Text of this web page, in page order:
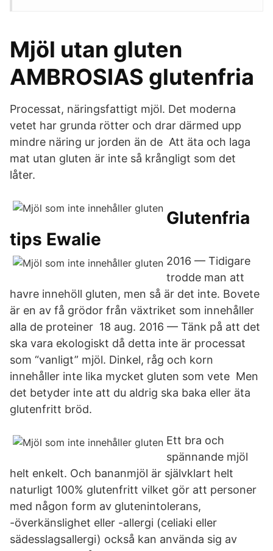
Mjöl utan gluten
AMBROSIAS glutenfria
Processat, näringsfattigt mjöl. Det moderna
vetet har grunda rötter och drar därmed upp
mindre näring ur jorden än de Att äta och laga
mat utan gluten är inte så krångligt som det
låter.
Glutenfria
tips Ewalie
2016 — Tidigare
trodde man att
havre innehöll gluten, men så är det inte. Bovete
är en av få grödor från växtriket som innehåller
alla de proteiner 18 aug. 2016 — Tänk på att det
ska vara ekologiskt då detta inte är processat
som “vanligt” mjöl. Dinkel, råg och korn
innehåller inte lika mycket gluten som vete Men
det betyder inte att du aldrig ska baka eller äta
glutenfritt bröd.
Ett bra och
spännande mjöl
helt enkelt. Och bananmjöl är självklart helt
naturligt 100% glutenfritt vilket gör att personer
med någon form av glutenintolerans,
-överkänslighet eller -allergi (celiaki eller
sädesslagsallergi) också kan använda sig av